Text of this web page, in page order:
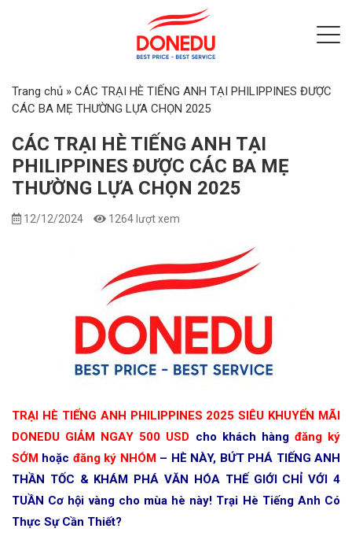
Trang chủ » CÁC TRẠI HÈ TIẾNG ANH TẠI PHILIPPINES ĐƯỢC
CÁC BA MẸ THƯỜNG LỰA CHỌN 2025
CÁC TRẠI HÈ TIẾNG ANH TẠI
PHILIPPINES ĐƯỢC CÁC BA MẸ
THƯỜNG LỰA CHỌN 2025
12/12/2024 1264 lượt xem
TRẠI HÈ TIẾNG ANH PHILIPPINES 2025 SIÊU KHUYẾN MÃI
DONEDU GIẢM NGAY 500 USD cho khách hàng đăng ký
SỚM hoặc đăng ký NHÓM– HÈ NÀY, BỨT PHÁ TIẾNG ANH
THẦN TỐC & KHÁM PHÁ VĂN HÓA THẾ GIỚI CHỈ VỚI 4
TUẦN Cơ hội vàng cho mùa hè này! Trại Hè Tiếng Anh Có
Thực Sự Cần Thiết?